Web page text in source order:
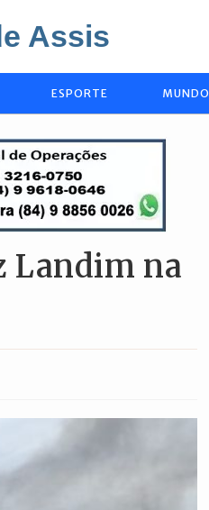
Assis
ESPORTE MUNDO
Landim na